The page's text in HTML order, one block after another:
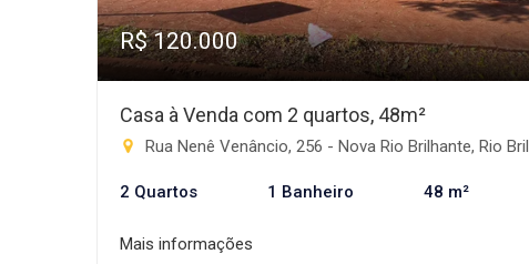
R$ 120.000
Casa à Venda com 2 quartos, 48m²
Rua Nenê Venâncio, 256 - Nova Rio Brilhante, Rio Brilhante-MS
2 Quartos 1 Banheiro 48 m²
Mais informações